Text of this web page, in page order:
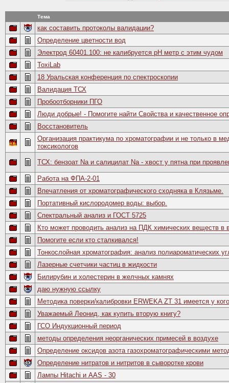
Тема
как составить протоколы валидации?
Определение цветности вод
Электрод 60401.100: не калибруется рН метр с этим чудом
ToxiLab
18 Уральская конференция по спектроскопии
Валидация ТСХ
Пробоотборники ПГО
Люди добрые! - Помогите найти Свойства и качественное
Восстановитель
Организация практикума по хроматографии и не только в
токсикологов
ТСХ: бензоат Na и салицилат Na - хвост у пятна при
Работа на ФПА-2-01
Впечатления от хроматографического сходняка в Клязьме.
Портативный кислородомер воды: выбор.
Спектральный анализ и ГОСТ 5725
Кто может проводить анализ на ПДК химических веществ в
Помогите если кто сталкивался!
Тонкослойная хроматография: анализ полиароматических
Лазерные счетчики частиц в жидкости
Билирубин и холестерин в желчных камнях
даю нужную ссылку
Методика поверки/калибровки ERWEKA ZT 31 имеется у
Уважаемый Леонид, как купить вторую книгу?
ГСО Индукционный период
методы определения неорганических примесей в воздухе
Определение оксидов азота газохроматографическими
Определение нитратов и нитритов в сыворотке крови
Лампы Hitachi и AAS - 30